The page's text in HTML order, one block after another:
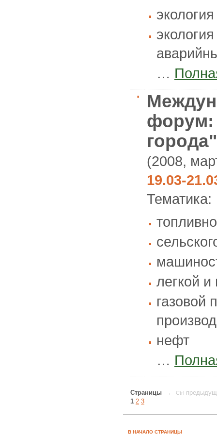
…
форум:
(2008,
19.03-
Тематика:
легкой
газовой
нефт
…
Страницы ← Ctrl
1 2 3
В НАЧАЛО СТРАНИЦЫ